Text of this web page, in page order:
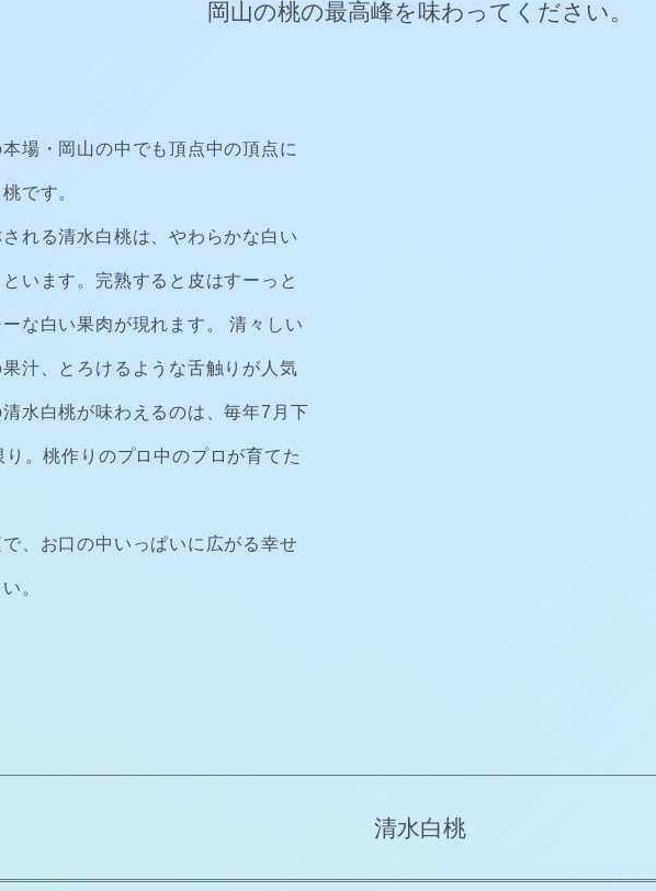
岡山の桃の最高峰を味わってください。
場・岡山の中でも頂点中の頂点に
です。
される清水白桃は、やわらかな白い
います。完熟すると皮はすーっと
な白い果肉が現れます。 清々しい
汁、とろけるような舌触りが人気
水白桃が味わえるのは、毎年7月下
。桃作りのプロ中のプロが育てた
、お口の中いっぱいに広がる幸せ
。
清水白桃